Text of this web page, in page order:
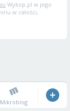
Wykop.pl w jego
w całości,
Mikroblog